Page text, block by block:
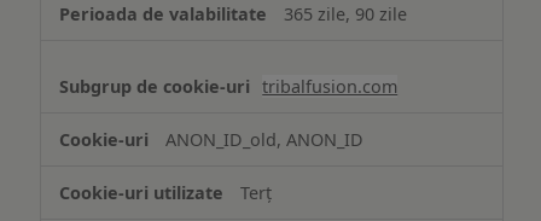
365 zile, 90 zile
tribalfusion.com
ANON_ID_old, ANON_ID
Terț